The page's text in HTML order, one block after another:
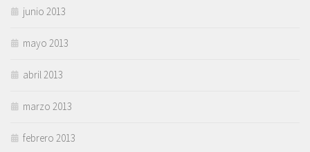
junio 2013
mayo 2013
abril 2013
marzo 2013
febrero 2013